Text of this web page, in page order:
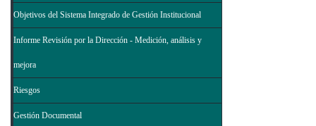
Objetivos del Sistema Integrado de Gestión Institucional
Informe Revisión por la Dirección - Medición, análisis y
mejora
Riesgos
Gestión Documental